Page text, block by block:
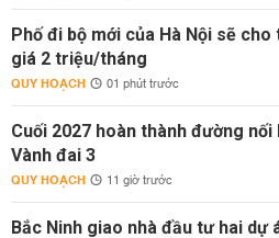
Phố đi bộ mới của Hà Nội sẽ
giá 2 triệu/tháng
QUY HOẠCH 01 phút trước
Cuối 2027 hoàn thành đường nối
Vành đai 3
QUY HOẠCH 11 giờ trước
Bắc Ninh giao nhà đầu tư hai dự